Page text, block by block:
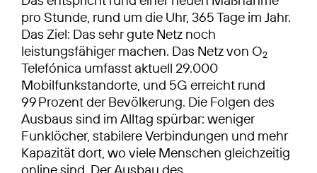
pro Stunde, rund um die Uhr, 365 Tage im Jahr.
Das Ziel: Das sehr gute Netz noch
leistungsfähiger machen. Das Netz von O2
Telefónica umfasst aktuell 29.000
Mobilfunkstandorte, und 5G erreicht rund
99 Prozent der Bevölkerung. Die Folgen des
Ausbaus sind im Alltag spürbar: weniger
Funklöcher, stabilere Verbindungen und mehr
Kapazität dort, wo viele Menschen gleichzeitig
online sind. Der Ausbau des